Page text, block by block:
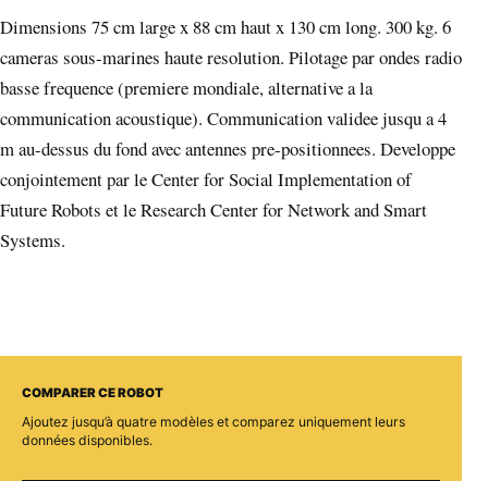
Dimensions 75 cm large x 88 cm haut x 130 cm long. 300 kg. 6
cameras sous-marines haute resolution. Pilotage par ondes radio
basse frequence (premiere mondiale, alternative a la
communication acoustique). Communication validee jusqu a 4
m au-dessus du fond avec antennes pre-positionnees. Developpe
conjointement par le Center for Social Implementation of
Future Robots et le Research Center for Network and Smart
Systems.
COMPARER CE ROBOT
Ajoutez jusqu’à quatre modèles et comparez uniquement leurs
données disponibles.